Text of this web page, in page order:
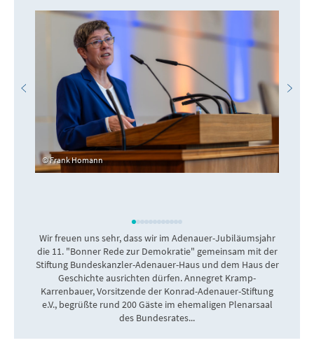
Frank Homann
Wir freuen uns sehr, dass wir im Adenauer-Jubiläumsjahr
die 11. "Bonner Rede zur Demokratie" gemeinsam mit der
Stiftung Bundeskanzler-Adenauer-Haus und dem Haus der
Geschichte ausrichten dürfen. Annegret Kramp-
Karrenbauer, Vorsitzende der Konrad-Adenauer-Stiftung
e.V., begrüßte rund 200 Gäste im ehemaligen Plenarsaal
des Bundesrates...